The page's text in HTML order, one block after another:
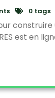
0 tags
construire
est en